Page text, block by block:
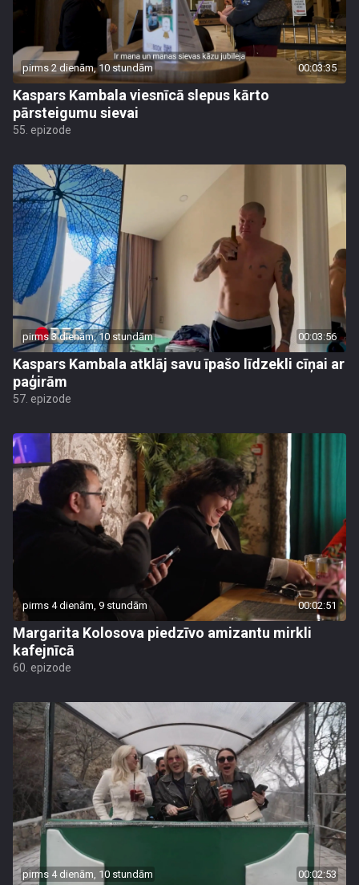
pirms 2 dienām, 10 stundām 00:03:35
Kaspars Kambala viesnīcā slepus kārto
pārsteigumu sievai
55. epizode
pirms 3 dienām, 10 stundām 00:03:56
Kaspars Kambala atklāj savu īpašo līdzekli cīņai ar
paģirām
57. epizode
pirms 4 dienām, 9 stundām 00:02:51
Margarita Kolosova piedzīvo amizantu mirkli
kafejnīcā
60. epizode
pirms 4 dienām, 10 stundām 00:02:53